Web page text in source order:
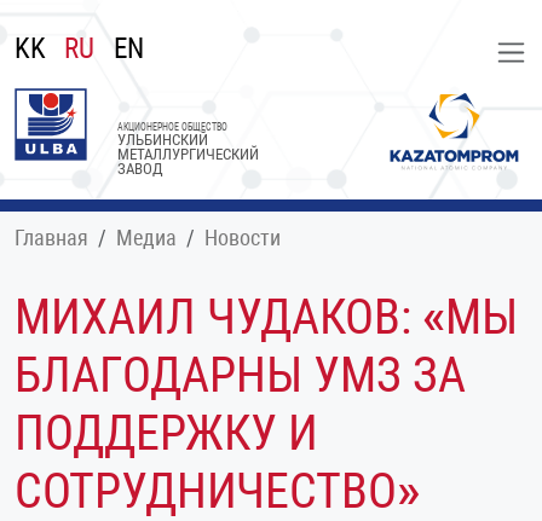
KK RU EN
УЛЬБИНСКИЙ
МЕТАЛЛУРГИЧЕСКИЙ
ЗАВОД
АКЦИОНЕРНОЕ ОБЩЕСТВО
Главная Медиа Новости
МИХАИЛ ЧУДАКОВ: «МЫ
БЛАГОДАРНЫ УМЗ ЗА
ПОДДЕРЖКУ И
СОТРУДНИЧЕСТВО»